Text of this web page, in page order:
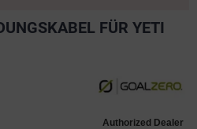
FÜR YETI
Authorized Dealer